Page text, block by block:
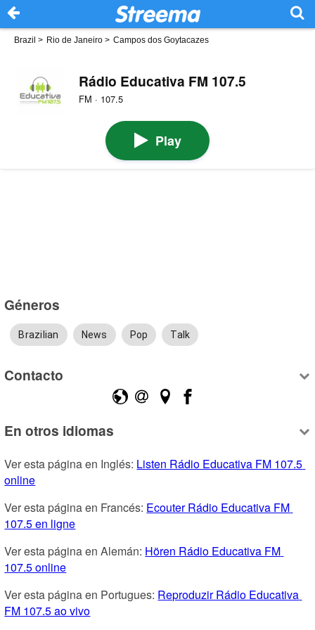
Brazil > Rio de Janeiro > Campos dos Goytacazes
Rádio Educativa FM 107.5
FM · 107.5
Play
Géneros
Brazilian News Pop Talk
Contacto
En otros idiomas
Ver esta página en Inglés: Listen Rádio Educativa FM 107.5
online
Ver esta página en Francés: Ecouter Rádio Educativa FM
107.5 en ligne
Ver esta página en Alemán: Hören Rádio Educativa FM
107.5 online
Ver esta página en Portugues: Reproduzir Rádio Educativa
FM 107.5 ao vivo